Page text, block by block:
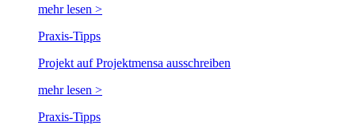
mehr lesen >
Praxis-Tipps
Projekt auf Projektmensa ausschreiben
mehr lesen >
Praxis-Tipps